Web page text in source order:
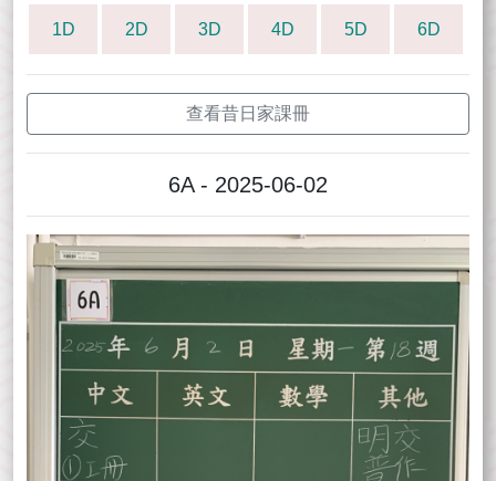
1D 2D 3D 4D 5D 6D
查看昔日家課冊
6A - 2025-06-02